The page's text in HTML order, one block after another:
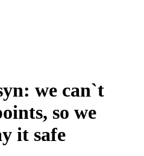
we can`t
so we
it safe